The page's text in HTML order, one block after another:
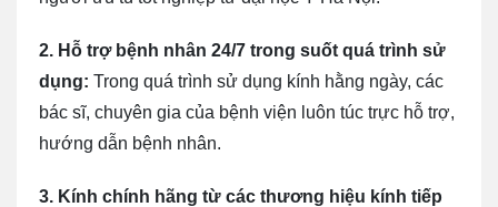
2. Hỗ trợ bệnh nhân 24/7 trong suốt quá trình sử
dụng: Trong quá trình sử dụng kính hằng ngày, các
bác sĩ, chuyên gia của bệnh viện luôn túc trực hỗ trợ,
hướng dẫn bệnh nhân.
3. Kính chính hãng từ các thương hiệu kính tiếp